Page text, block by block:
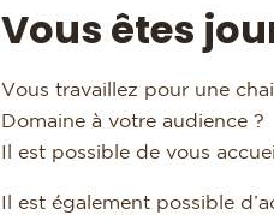
Vous êtes
Vous travaillez pour une
Domaine à votre audience ?
Il est possible de vous
Il est également possible